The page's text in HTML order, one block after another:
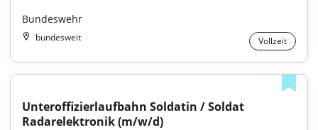
Bundeswehr
bundesweit Vollzeit
Unteroffizierlaufbahn Soldatin / Soldat
Radarelektronik (m/w/d)